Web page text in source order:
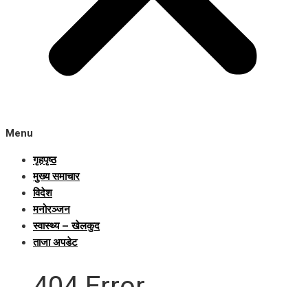
Menu
गृहपृष्ठ
मुख्य समाचार
विदेश
मनोरञ्जन
स्वास्थ्य – खेलकुद
ताजा अपडेट